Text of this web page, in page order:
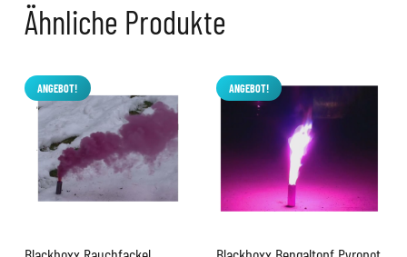
Ähnliche Produkte
ANGEBOT! ANGEBOT!